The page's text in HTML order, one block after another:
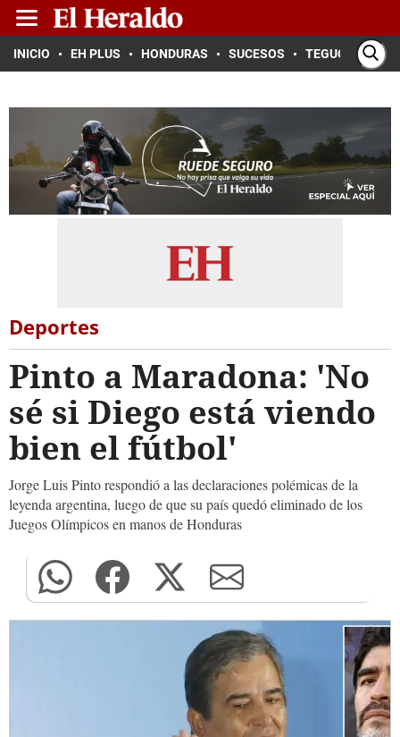
INICIO EH PLUS HONDURAS SUCESOS TEGUCIGALPA
Deportes
Pinto a Maradona: 'No
sé si Diego está viendo
bien el fútbol'
Jorge Luis Pinto respondió a las declaraciones polémicas de la
leyenda argentina, luego de que su país quedó eliminado de los
Juegos Olímpicos en manos de Honduras